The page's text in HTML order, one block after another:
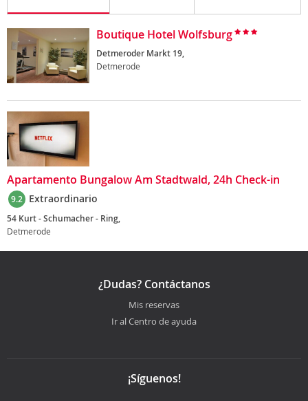
Boutique Hotel Wolfsburg
Detmeroder Markt 19,
Detmerode
Apartamento Bungalow Am Stadtwald, 24h Check-in
9.2 Extraordinario
54 Kurt - Schumacher - Ring,
Detmerode
¿Dudas? Contáctanos
Mis reservas
Ir al Centro de ayuda
¡Síguenos!